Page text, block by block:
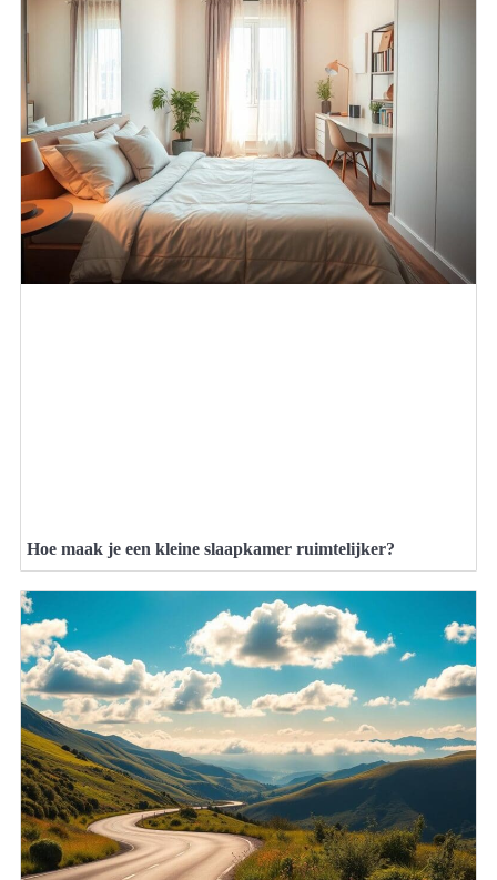
Hoe maak je een kleine slaapkamer ruimtelijker?